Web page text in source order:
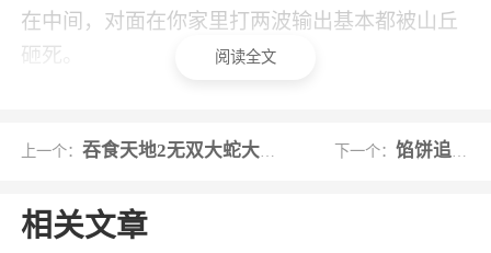
在中间，对面在你家里打两波输出基本都被山丘
砸死。
后炮：兵种做在传送门后面，逆风屯兵，容
缺点：增援没前炮方便。
阅读全文
上一个：吞食天地2无双大蛇大蛇正常版(金手指) 下一个： 馅饼追踪汉化版
相关文章